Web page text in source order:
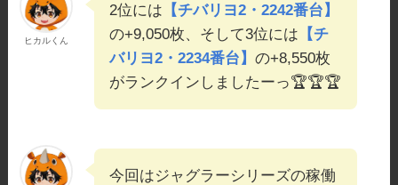
ヒカルくん
2位には 【チバリヨ2・2242番台】
の+9,050枚、そして3位には 【チ
バリヨ2・2234番台】の+8,550枚
がランクインしましたーっ🏆🏆🏆
今回はジャグラーシリーズの稼働